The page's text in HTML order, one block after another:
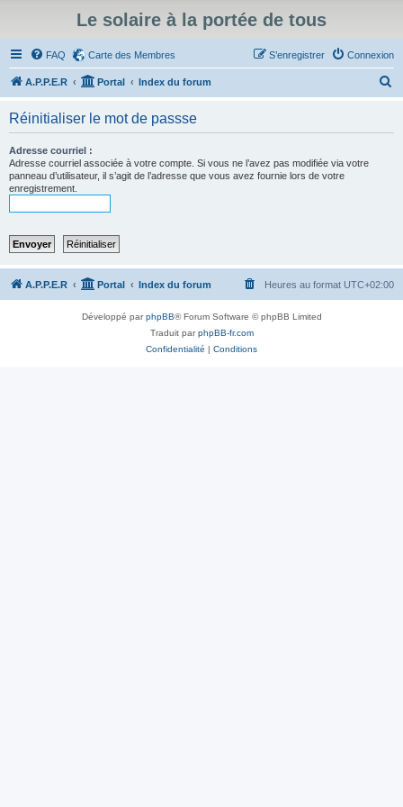
Le solaire à la portée de tous
FAQ Carte des Membres Connexion
S’enregistrer
A.P.P.E.R Portal Index du forum
Réinitialiser le mot de passse
Adresse courriel :
Adresse courriel associée à votre compte. Si vous ne l’avez pas modifiée via votre
panneau d’utilisateur, il s’agit de l’adresse que vous avez fournie lors de votre
enregistrement.
A.P.P.E.R Portal Index du forum Heures au format UTC+02:00
Développé parphpBB® Forum Software © phpBB Limited
Traduit parphpBB-fr.com
Confidentialité | Conditions